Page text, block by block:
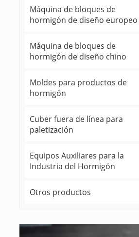
Máquina de bloques de
hormigón de diseño europeo
Máquina de bloques de
hormigón de diseño chino
Moldes para productos de
hormigón
Cuber fuera de línea para
paletización
Equipos Auxiliares para la
Industria del Hormigón
Otros productos